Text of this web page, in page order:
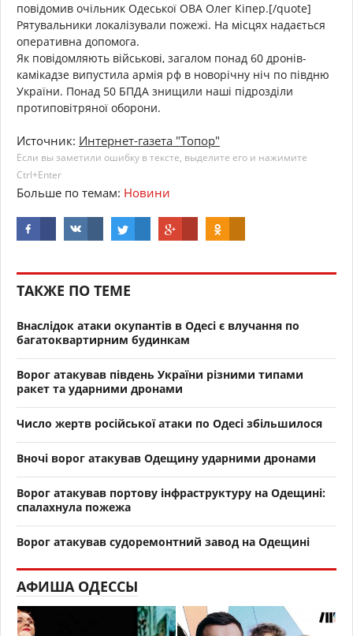
повідомив очільник Одеської ОВА Олег Кіпер.[/quote]
Рятувальники локалізували пожежі. На місцях надається
оперативна допомога.
Як повідомляють військові, загалом понад 60 дронів-
камікадзе випустила армія рф в новорічну ніч по півдню
України. Понад 50 БПДА знищили наші підрозділи
протиповітряної оборони.
Источник: Интернет-газета "Топор"
Если вы заметили ошибку в тексте, выделите его и нажимите
Ctrl+Enter
Больше по темам: Новини
ТАКЖЕ ПО ТЕМЕ
Внаслідок атаки окупантів в Одесі є влучання по
багатоквартирним будинкам
Ворог атакував південь України різними типами
ракет та ударними дронами
Число жертв російської атаки по Одесі збільшилося
Вночі ворог атакував Одещину ударними дронами
Ворог атакував портову інфраструктуру на Одещині:
спалахнула пожежа
Ворог атакував судоремонтний завод на Одещині
АФИША ОДЕССЫ